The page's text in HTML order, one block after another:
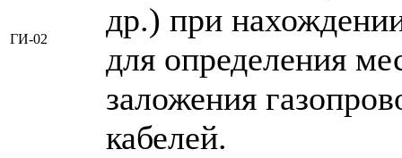
ГИ-02
др.) при
для определения
заложения
кабелей.